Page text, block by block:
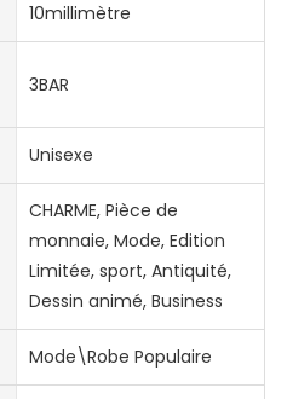
10millimètre
3BAR
Unisexe
CHARME, Pièce de
monnaie, Mode, Edition
Limitée, sport, Antiquité,
Dessin animé, Business
Mode\Robe Populaire